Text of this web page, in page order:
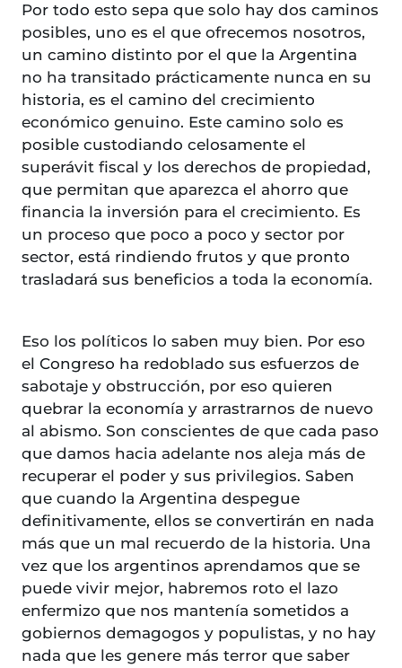
Por todo esto sepa que solo hay dos caminos
posibles, uno es el que ofrecemos nosotros,
un camino distinto por el que la Argentina
no ha transitado prácticamente nunca en su
historia, es el camino del crecimiento
económico genuino. Este camino solo es
posible custodiando celosamente el
superávit fiscal y los derechos de propiedad,
que permitan que aparezca el ahorro que
financia la inversión para el crecimiento. Es
un proceso que poco a poco y sector por
sector, está rindiendo frutos y que pronto
trasladará sus beneficios a toda la economía.
Eso los políticos lo saben muy bien. Por eso
el Congreso ha redoblado sus esfuerzos de
sabotaje y obstrucción, por eso quieren
quebrar la economía y arrastrarnos de nuevo
al abismo. Son conscientes de que cada paso
que damos hacia adelante nos aleja más de
recuperar el poder y sus privilegios. Saben
que cuando la Argentina despegue
definitivamente, ellos se convertirán en nada
más que un mal recuerdo de la historia. Una
vez que los argentinos aprendamos que se
puede vivir mejor, habremos roto el lazo
enfermizo que nos mantenía sometidos a
gobiernos demagogos y populistas, y no hay
nada que les genere más terror que saber